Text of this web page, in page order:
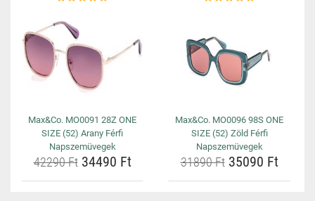
Max&Co. MO0091 28Z ONE
SIZE (52) Arany Férfi
Napszemüvegek
42290 Ft34490 Ft
Max&Co. MO0096 98S ONE
SIZE (52) Zöld Férfi
Napszemüvegek
31890 Ft35090 Ft